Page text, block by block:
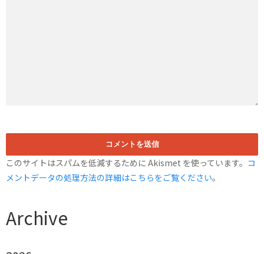
このサイトはスパムを低減するために Akismet を使っています。 コ
メントデータの処理方法の詳細はこちらをご覧ください。
Archive